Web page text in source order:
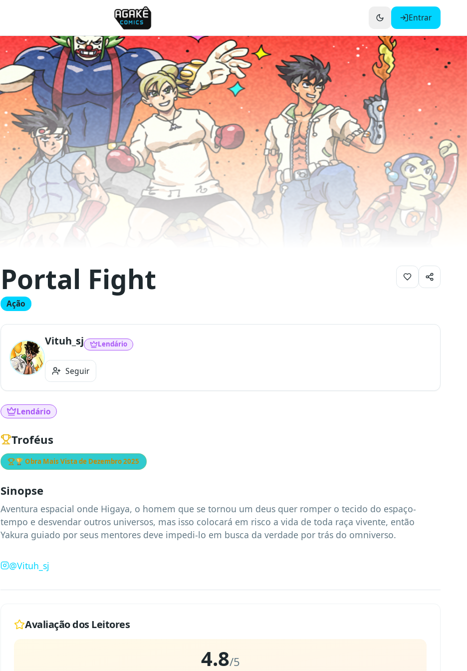
Entrar
Portal Fight
Ação
Vituh_sj Lendário
Seguir
Lendário
Troféus
🏆 Obra Mais Vista de Dezembro 2025
Sinopse
Aventura espacial onde Higaya, o homem que se tornou um deus quer romper o tecido do espaço-
tempo e desvendar outros universos, mas isso colocará em risco a vida de toda raça vivente, então
Yakura guiado por seus mentores deve impedi-lo em busca da verdade por trás do omniverso.
@Vituh_sj
Avaliação dos Leitores
4.8/5